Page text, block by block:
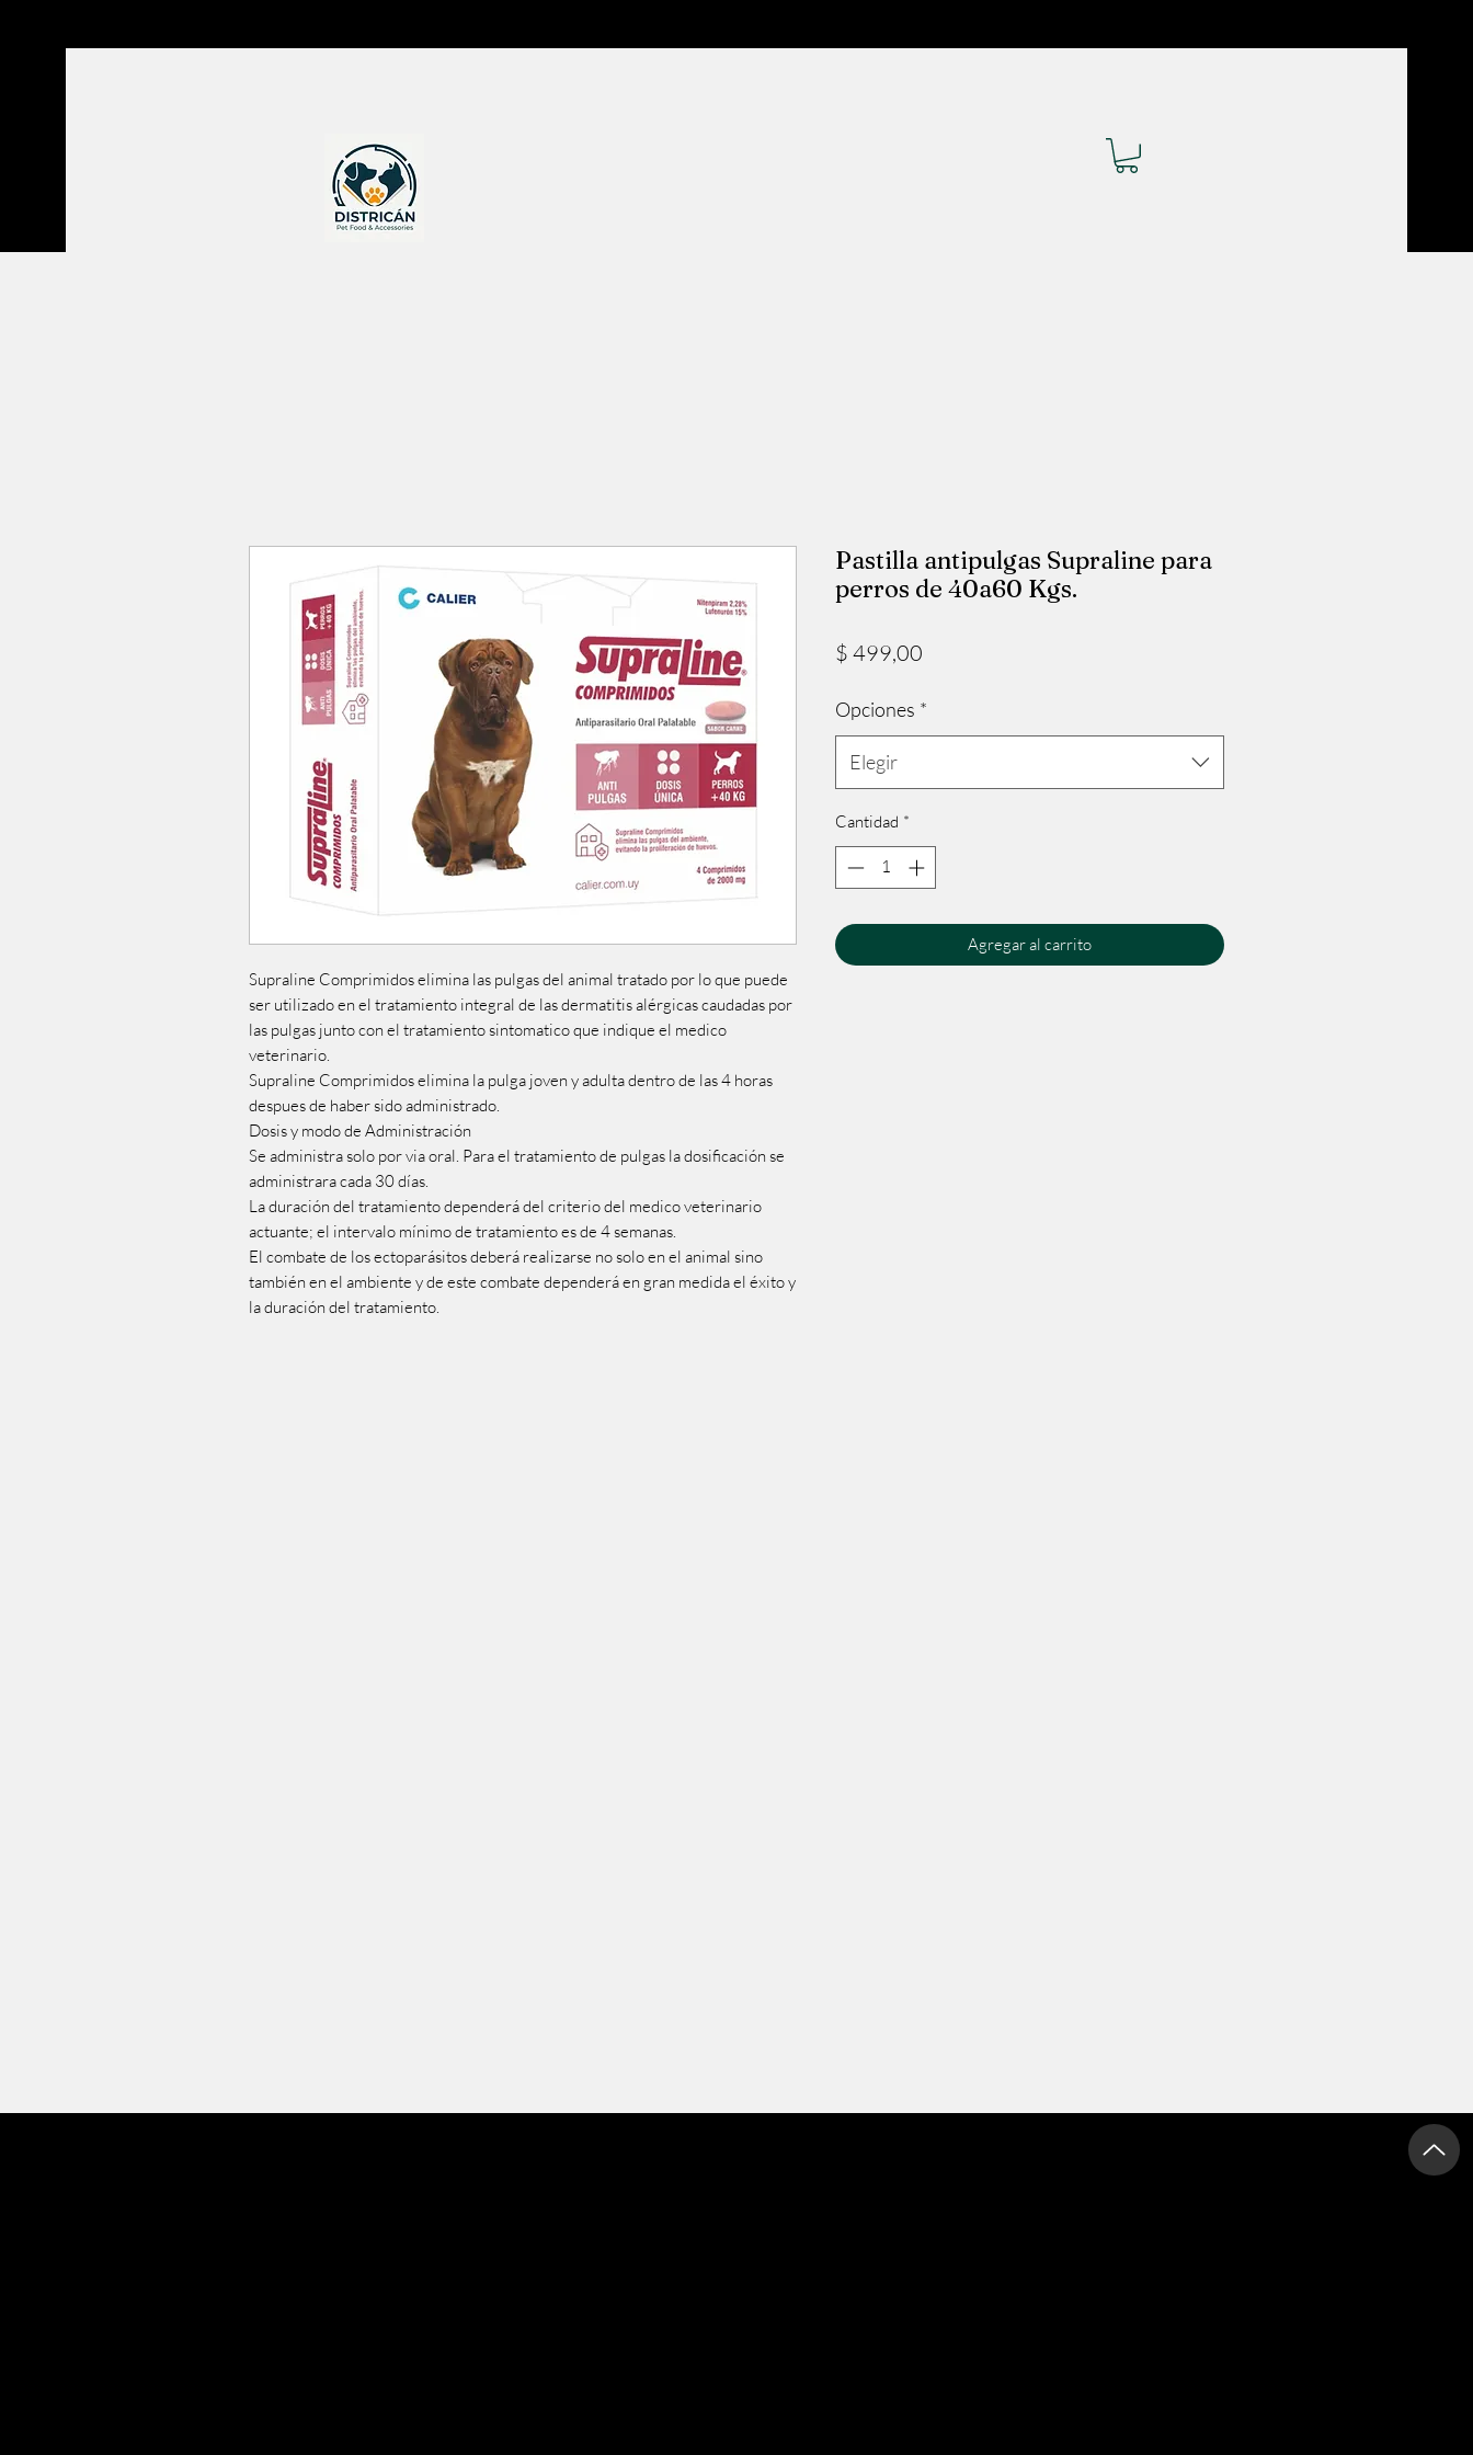
Supraline Comprimidos elimina las pulgas del animal tratado por lo que puede
ser utilizado en el tratamiento integral de las dermatitis alérgicas caudadas por
las pulgas junto con el tratamiento sintomatico que indique el medico
veterinario.
Supraline Comprimidos elimina la pulga joven y adulta dentro de las 4 horas
despues de haber sido administrado.
Dosis y modo de Administración
Se administra solo por via oral. Para el tratamiento de pulgas la dosificación se
administrara cada 30 días.
La duración del tratamiento dependerá del criterio del medico veterinario
actuante; el intervalo mínimo de tratamiento es de 4 semanas.
El combate de los ectoparásitos deberá realizarse no solo en el animal sino
también en el ambiente y de este combate dependerá en gran medida el éxito y
la duración del tratamiento.
Pastilla antipulgas Supraline para
perros de 40a60 Kgs.
$ 499,00
Opciones *
Elegir
Cantidad *
Agregar al carrito